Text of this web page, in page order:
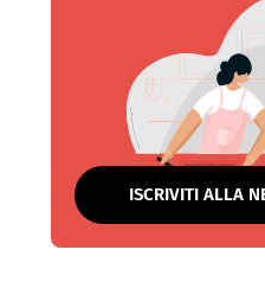
ISCRIVITI ALLA